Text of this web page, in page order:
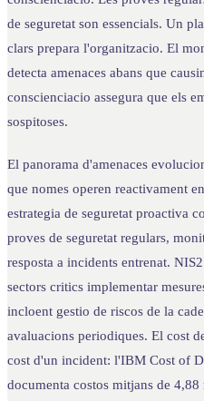
de seguretat son essencials. Un
clars prepara l'organitzacio. El
detecta amenaces abans que
conscienciacio assegura que els
sospitoses.
El panorama d'amenaces
que nomes operen reactivament
estrategia de seguretat proactiva
proves de seguretat regulars,
resposta a incidents entrenat.
sectors critics implementar
incloent gestio de riscos de la
avaluacions periodiques. El cost
cost d'un incident: l'IBM Cost of
documenta costos mitjans de